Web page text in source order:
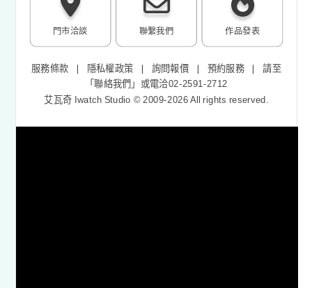
門市洽談 作品發表
聯繫我們
服務條款 ❘ 隱私權政策 ❘詢問報價 ❘預約服務 ❘請至
「聯絡我們 」或電洽02-2591-2712
艾瓦奇 Iwatch Studio © 2009-2026 All rights reserved.